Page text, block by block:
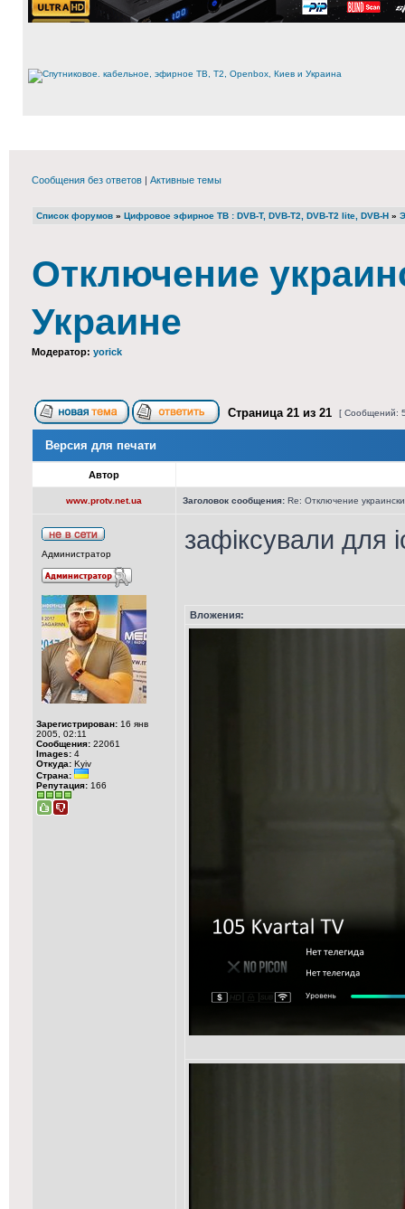
Сообщения без ответов | Активные темы
Список форумов » Цифровое эфирное ТВ : DVB-T, DVB-T2, DVB-T2 lite, DVB-H »
Отключение
Украине
Модератор: yorick
Страница 21 из 21 [ Сообщений:
Версия для печати
Автор
www.protv.net.ua Заголовок сообщения: Re: Отключение
Администратор
Зарегистрирован: 16 янв
2005, 02:11
Сообщения: 22061
Images: 4
Откуда: Kyiv
Страна:
Репутация: 166
зафіксували для
Вложения: